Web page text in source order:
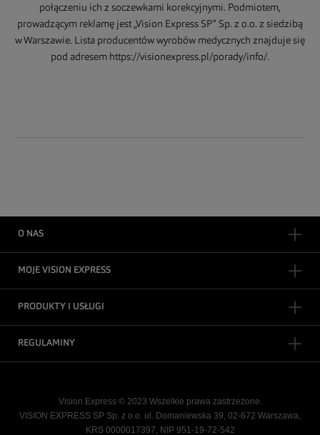
połączeniu ich z soczewkami korekcyjnymi. Podmiotem,
prowadzącym reklamę jest „Vision Express SP” Sp. z o.o. z siedzibą
w Warszawie. Lista producentów wyrobów medycznych znajduje się
pod adresem https://visionexpress.pl/porady/info/.